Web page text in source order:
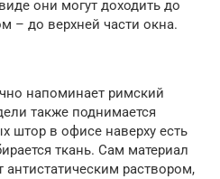
они могут доходить до
– до верхней части окна.
напоминает римский
также поднимается
штор в офисе наверху есть
ткань. Сам материал
раствором,